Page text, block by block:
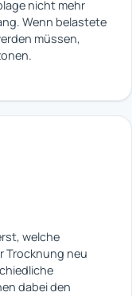
nicht mehr
Wenn belastete
müssen,
welche
Trocknung neu
dabei den